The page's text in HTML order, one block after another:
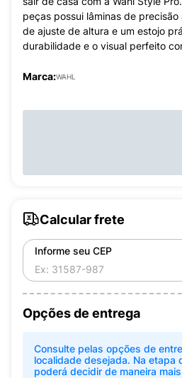
peças possui lâminas de
de ajuste de altura e um estojo
durabilidade e o visual perfeito
Marca:WAHL
Calcular frete
Informe seu CEP
Opções de entrega
Consulte pelas opções de
localidade desejada. Na etapa
poderá decidir de maneira